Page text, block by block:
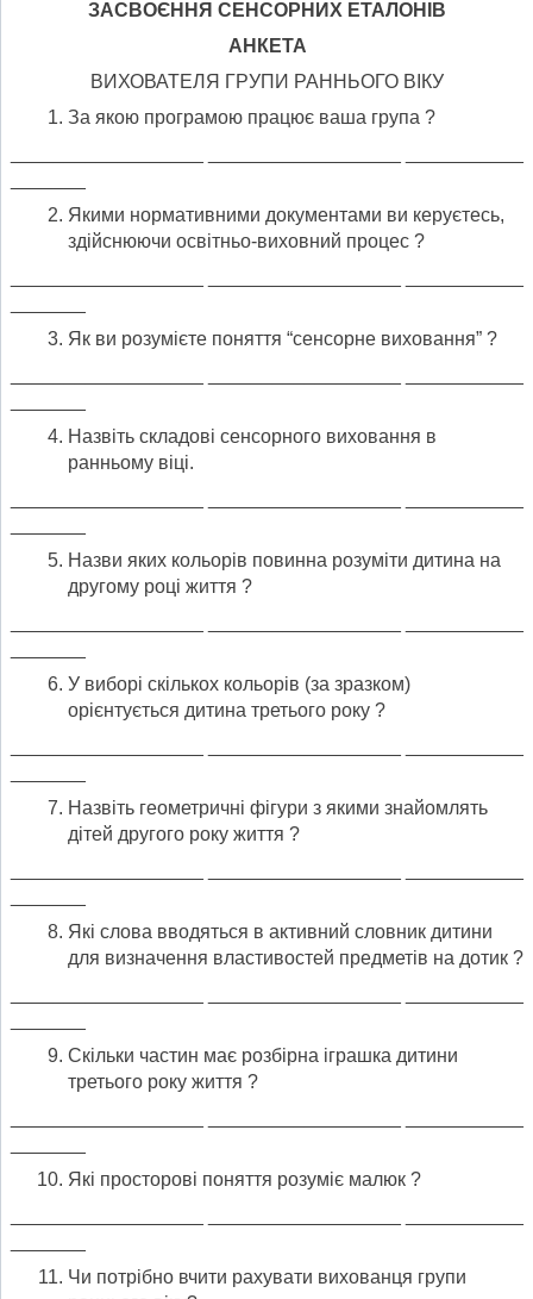
ЗАСВОЄННЯ СЕНСОРНИХ ЕТАЛОНІВ
АНКЕТА
ВИХОВАТЕЛЯ ГРУПИ РАННЬОГО ВІКУ
За якою програмою працює ваша група ?
Якими нормативними документами ви керуєтесь,
здійснюючи освітньо-виховний процес ?
Як ви розумієте поняття “сенсорне виховання” ?
Назвіть складові сенсорного виховання в
ранньому віці.
Назви яких кольорів повинна розуміти дитина на
другому році життя ?
У виборі скількох кольорів (за зразком)
орієнтується дитина третього року ?
Назвіть геометричні фігури з якими знайомлять
дітей другого року життя ?
Які слова вводяться в активний словник дитини
для визначення властивостей предметів на дотик ?
Скільки частин має розбірна іграшка дитини
третього року життя ?
Які просторові поняття розуміє малюк ?
Чи потрібно вчити рахувати вихованця групи